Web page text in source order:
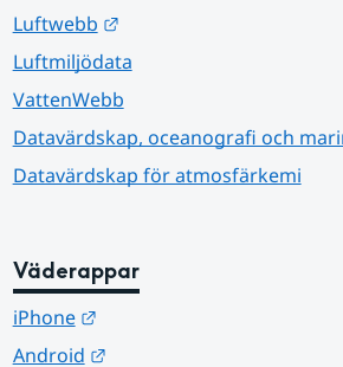
Luftwebb
Länk till annan webbplats.
Luftmiljödata
VattenWebb
Datavärdskap, oceanografi och
Datavärdskap för atmosfärkemi
Väderappar
iPhone
Länk till annan webbplats.
Android
Länk till annan webbplats.